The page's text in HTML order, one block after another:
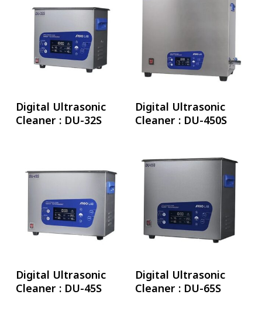
อ่านเพิ่ม
Digital Ultrasonic
Cleaner : DU-32S
อ่านเพิ่ม
Digital Ultrasonic
Cleaner : DU-450S
อ่านเพิ่ม
Digital Ultrasonic
Cleaner : DU-45S
อ่านเพิ่ม
Digital Ultrasonic
Cleaner : DU-65S